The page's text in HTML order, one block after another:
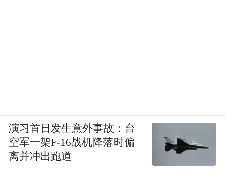
演习首日发生意外事故：台
空军一架F-16战机降落时偏
离并冲出跑道